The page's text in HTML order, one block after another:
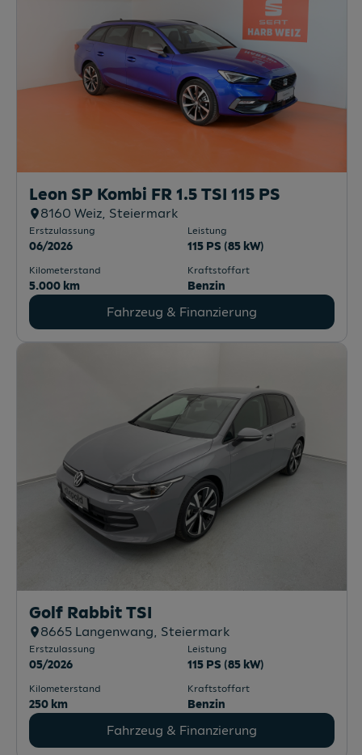
Leon SP Kombi FR 1.5 TSI 115 PS
8160 Weiz, Steiermark
Erstzulassung
06/2026
Leistung
115 PS (85 kW)
Kilometerstand
5.000 km
Kraftstoffart
Benzin
Fahrzeug & Finanzierung
Golf Rabbit TSI
8665 Langenwang, Steiermark
Erstzulassung
05/2026
Leistung
115 PS (85 kW)
Kilometerstand
250 km
Kraftstoffart
Benzin
Fahrzeug & Finanzierung